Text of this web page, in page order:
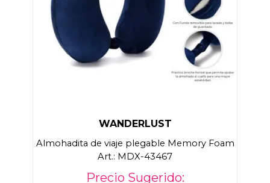
WANDERLUST
Almohadita de viaje plegable Memory Foam
Art.: MDX-43467
Precio Sugerido: